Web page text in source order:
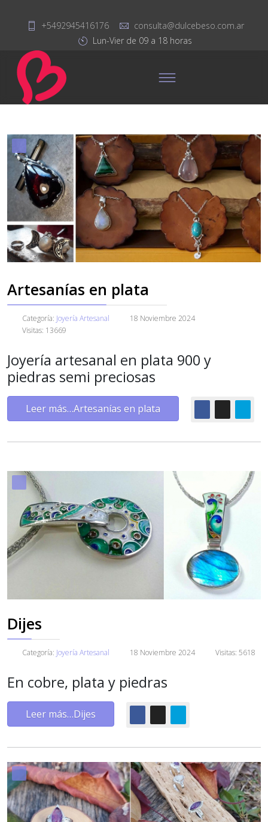
+5492945416176
consulta@dulcebeso.com.ar
Lun-Vier de 09 a 18 horas
Artesanías en plata
Categoría: Joyería Artesanal
18 Noviembre 2024
Visitas: 13669
Joyería artesanal en plata 900 y
piedras semi preciosas
Leer más…Artesanías en plata
Dijes
Categoría: Joyería Artesanal 18 Noviembre 2024 Visitas: 5618
En cobre, plata y piedras
Leer más…Dijes